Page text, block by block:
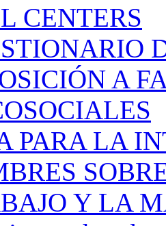
CENTERS
A
PARA LA
Y LA